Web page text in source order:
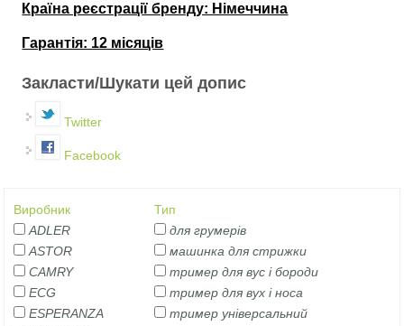
Країна реєстрації бренду: Німеччина
Гарантія: 12 місяців
Закласти/Шукати цей допис
Twitter
Facebook
Виробник
ADLER
ASTOR
CAMRY
ECG
ESPERANZA
Тип
для грумерів
машинка для стрижки
тример для вус і бороди
тример для вух і носа
тример універсальний